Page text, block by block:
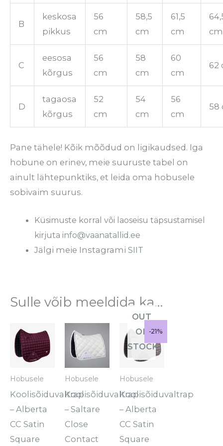
B
keskosa
pikkus
56
cm
58,5
cm
61,5
cm
cm
C
eesosa
kõrgus
56
cm
58
cm
60
cm
62
D
tagaosa
kõrgus
52
cm
54
cm
56
cm
58
Pane tähele! Kõik mõõdud on ligikaudsed. Iga
hobune on erinev, meie suuruste tabel on
ainult lähtepunktiks, et leida oma hobusele
sobivaim suurus.
Küsimuste korral või laoseisu täpsustamisel
kirjuta info@vaanatallid.ee
Jälgi meie InstagramiSIIT
Sulle võib meeldida ka…
Hobusele
Koolisõiduvaltrap
– Alberta
CC Satin
Square
Hobusele
Koolisõiduvaltrap
– Saltare
Close
Contact
Sale!
-21%
-21%
OUT
OF
STOCK
Hobusele
Koolisõiduvaltrap
– Alberta
CC Satin
Square
Algne
hind
oli:
€70.95.
Praegune
hind
on:
€55.95.